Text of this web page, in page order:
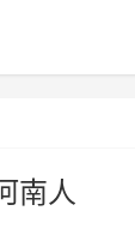
南人